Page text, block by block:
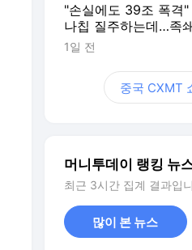
"손실에도 39조 폭격"
나칩 질주하는데…족
'삼전닉스' 탄식
1일 전
중국 CXMT
머니투데이 랭킹 뉴
최근 3시간 집계 결과입
많이 본 뉴스